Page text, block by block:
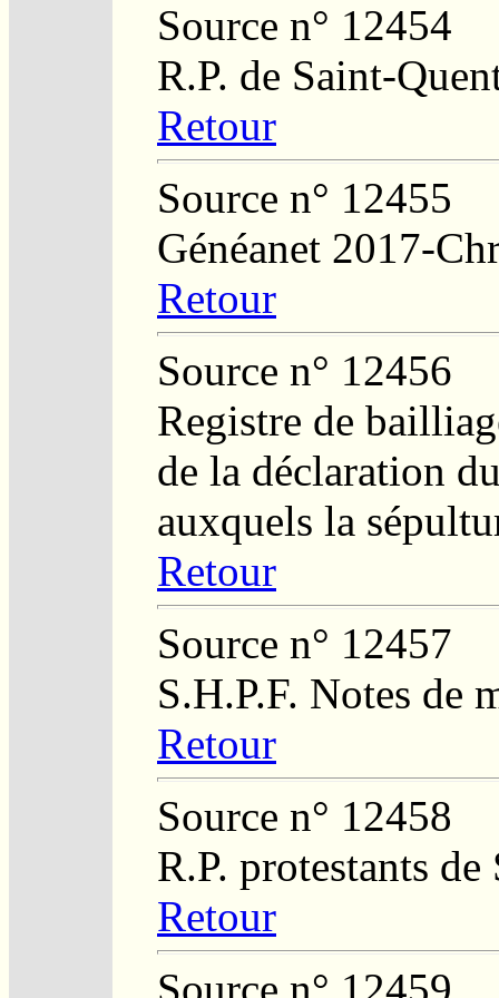
Source n° 12454
R.P. de Saint-
Retour
Source n° 12455
Généanet 2017-
Retour
Source n° 12456
Registre de
de la déclaration
auxquels la
Retour
Source n° 12457
S.H.P.F. Notes de
Retour
Source n° 12458
R.P. protestants
Retour